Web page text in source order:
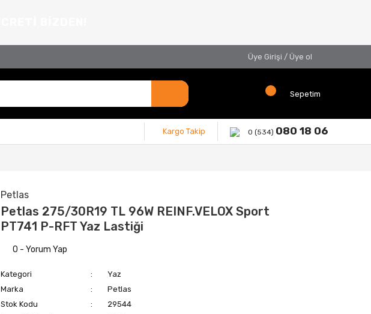
Üye Girişi / Üye ol
Sepetim
Kargo Takip 0 (534) 080 18 06
Petlas
Petlas 275/30R19 TL 96W REINF.VELOX Sport
PT741 P-RFT Yaz Lastiği
0 - Yorum Yap
Kategori
Yaz
Marka
Petlas
Stok Kodu
29544